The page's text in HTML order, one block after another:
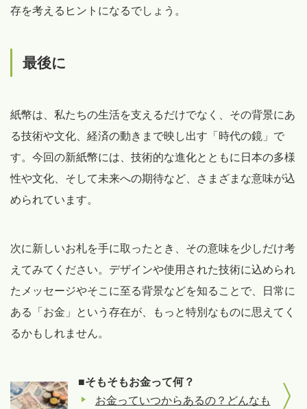
存を考えるヒントになるでしょう。
最後に
紙幣は、私たちの生活を支えるだけでなく、その背景にあ
る技術や文化、経済の動きまで映し出す「時代の鏡」で
す。今回の新紙幣には、技術的な進化とともに日本の多様
性や文化、そして未来への期待など、さまざまな意味が込
められています。
次に新しいお札を手に取ったとき、その意味を少しだけ考
えてみてください。デザインや使用された技術に込められ
たメッセージやそこに至る背景などを知ることで、日常に
ある「お金」という存在が、もっと特別なものに思えてく
るかもしれません。
■そもそもお金って何？
お金っていつからあるの？どんなも